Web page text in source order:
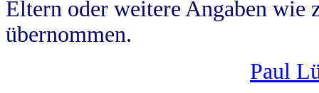
Eltern oder weitere Angaben wie
übernommen.
Paul